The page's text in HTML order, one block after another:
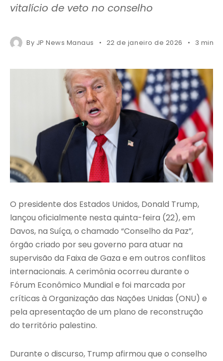
vitalício de veto no conselho
By JP News Manaus 22 de janeiro de 2026 3 mins
O presidente dos Estados Unidos, Donald Trump,
lançou oficialmente nesta quinta-feira (22), em
Davos, na Suíça, o chamado “Conselho da Paz”,
órgão criado por seu governo para atuar na
supervisão da Faixa de Gaza e em outros conflitos
internacionais. A cerimônia ocorreu durante o
Fórum Econômico Mundial e foi marcada por
críticas à Organização das Nações Unidas (ONU) e
pela apresentação de um plano de reconstrução
do território palestino.
Durante o discurso, Trump afirmou que o conselho